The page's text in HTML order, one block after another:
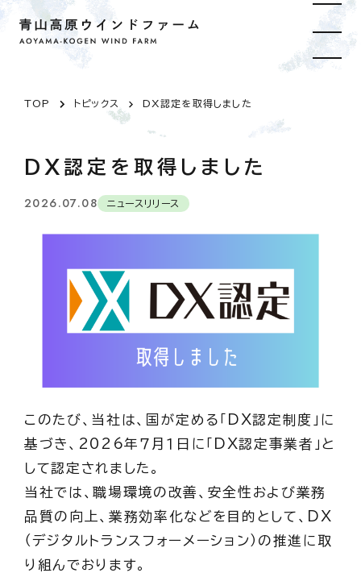
TOP トピックス DX認定を取得しました
DX認定を取得しました
2026.07.08 ニュースリリース
このたび、当社は、国が定める「DX認定制度」に
基づき、2026年７月１日に「DX認定事業者」と
して認定されました。
当社では、職場環境の改善、安全性および業務
品質の向上、業務効率化などを目的として、DX
（デジタルトランスフォーメーション）の推進に取
り組んでおります。